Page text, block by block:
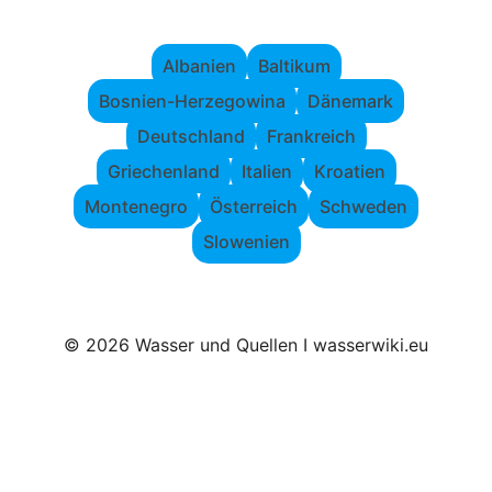
Albanien
Baltikum
Bosnien-Herzegowina
Dänemark
Deutschland
Frankreich
Griechenland
Italien
Kroatien
Montenegro
Österreich
Schweden
Slowenien
© 2026 Wasser und Quellen I wasserwiki.eu